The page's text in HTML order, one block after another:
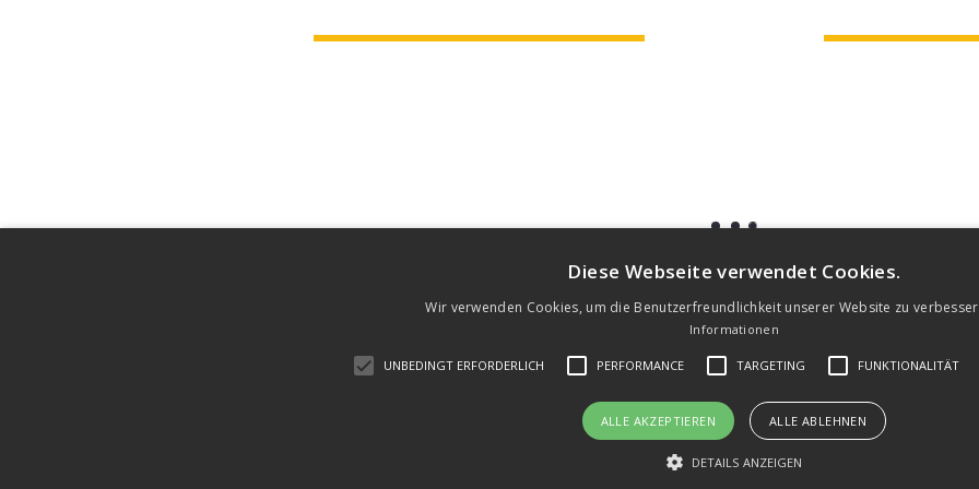
Dipl.-Kfm.(FH)Marcus
22Bewertungen auf ProvenExpert.com
Datenschutz |Auftragsbedingungen
Diese Webseite verwendet Cookies.
Wir verwenden Cookies, um die Benutzerfreundlichkeit unserer Website zu
Informationen
UNBEDINGT ERFORDERLICH PERFORMANCE TARGETING FUNKTIONALITÄT
ALLE AKZEPTIEREN ALLE ABLEHNEN
DETAILS ANZEIGEN